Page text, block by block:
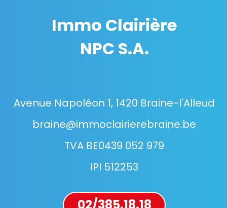
Immo Clairière
NPC S.A.
Avenue Napoléon 1, 1420 Braine-l'Alleud
braine@immoclairierebraine.be
TVA BE0439 052 979
IPI 512253